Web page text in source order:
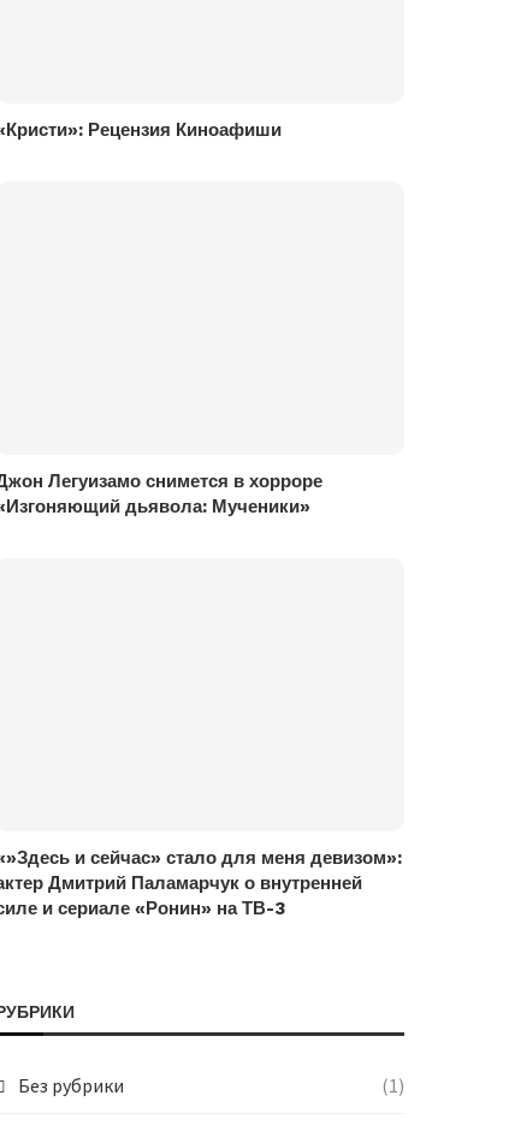
Рецензия Киноафиши
Легуизамо снимется в хорроре
дьявола: Мученики»
и сейчас» стало для меня девизом»:
Дмитрий Паламарчук о внутренней
и сериале «Ронин» на ТВ-3
Без рубрики (1)